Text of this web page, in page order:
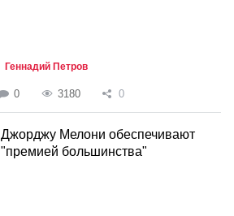
Геннадий Петров
0 3180 0
Джорджу Мелони обеспечивают
"премией большинства"